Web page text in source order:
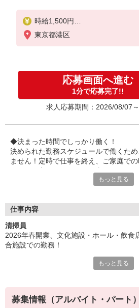
時給1,500円
交通費規定支給 ※支給には当社
世間一般の経済状況や雇用環境
東京都港区
応募画面へ進む
1分で応募完了!!
求人応募期間：2026/08/07
◆決まった時間でしっかり働く！
決められた勤務スケジュールで働くた
ません！定時で仕事を終え、ご家庭で
現場での実務研修はもちろん、独り立ち
◆従業員も自信をもっておすすめできる
◎毎年100件以上の従業員紹介実績あり！
入社後に知人友人家族などをご紹介いた
もっと見る
仕事内容
清掃員
2026年春開業、文化施設・ホール・飲食
合施設での勤務！
・共有スペースの清掃（掃除機）
・バキューム清掃（専用部・共用部）
・事務作業（報告書作成など）
もっと見る
募集情報（アルバイト・パート）